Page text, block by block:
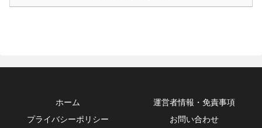
ホーム
運営者情報・免責事項
プライバシーポリシー
お問い合わせ